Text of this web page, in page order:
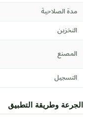
مدة الصلاحية
التخزين
المصنع
التسجيل
الجرعة وطريقة التطبيق